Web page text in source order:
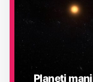
Planeti